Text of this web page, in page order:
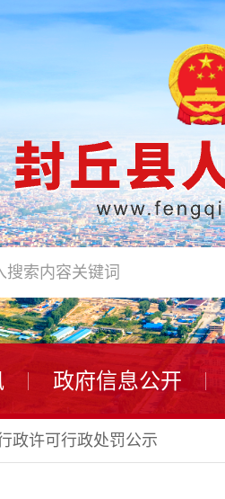
政府信息公开
政许可行政处罚公示